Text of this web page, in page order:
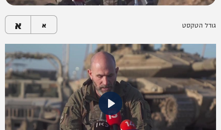
גודל הטקסט א א